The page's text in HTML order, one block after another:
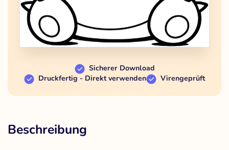
Sicherer Download
Druckfertig - Direkt verwenden
Virengeprüft
Beschreibung